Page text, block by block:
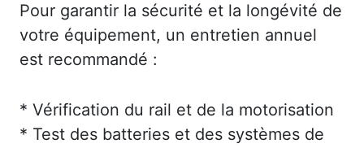
Pour garantir la sécurité et la longévité de
votre équipement, un entretien annuel
est recommandé :
* Vérification du rail et de la motorisation
* Test des batteries et des systèmes de